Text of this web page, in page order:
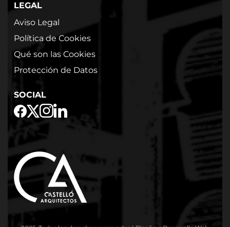
LEGAL
Aviso Legal
Política de Cookies
Qué son las Cookies
Protección de Datos
SOCIAL